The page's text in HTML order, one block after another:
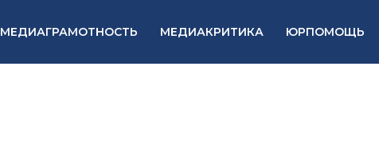
МЕДИАГРАМОТНОСТЬ МЕДИАКРИТИКА ЮРПОМОЩЬ